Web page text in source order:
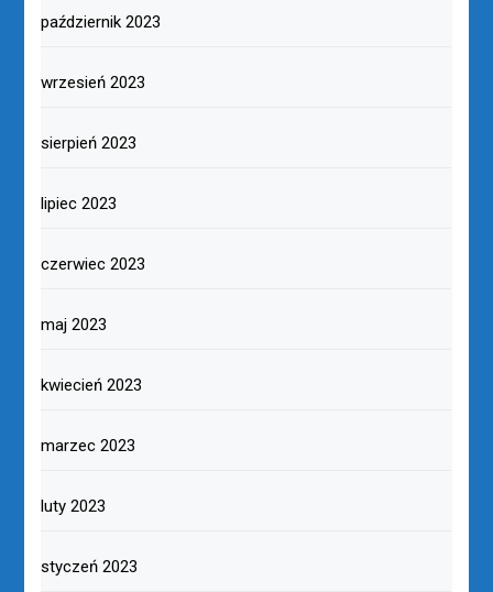
październik 2023
wrzesień 2023
sierpień 2023
lipiec 2023
czerwiec 2023
maj 2023
kwiecień 2023
marzec 2023
luty 2023
styczeń 2023